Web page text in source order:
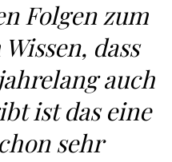
Folgen zum
dass
auch
ist das eine
sehr